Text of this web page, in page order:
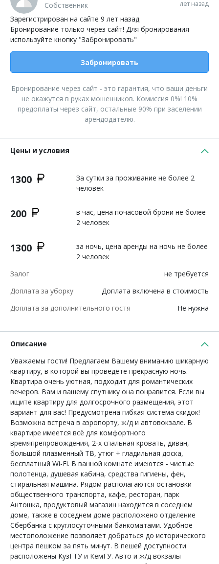
Собственник
лет назад
Зарегистрирован на сайте 9 лет назад
Бронирование только через сайт! Для бронирования
используйте кнопку "Забронировать"
Забронировать
Бронирование через сайт - это гарантия, что ваши деньги
не окажутся в руках мошенников. Комиссия 0%! 10%
предоплаты через сайт, остальные 90% при заселении
арендодателю.
Цены и условия
1300
За сутки за проживание не более 2
человек
200
в час, цена почасовой брони не более
2 человек
1300
за ночь, цена аренды на ночь не более
2 человек
Залог
не требуется
Доплата за уборку
Доплата включена в стоимость
Доплата за дополнительного гостя
Не нужна
Описание
Уважаемы гости! Предлагаем Вашему вниманию шикарную
квартиру, в которой вы проведёте прекрасную ночь.
Квартира очень уютная, подходит для романтических
вечеров. Вам и вашему спутнику она понравится. Если вы
ищите квартиру для долгосрочного размещения, этот
вариант для вас! Предусмотрена гибкая система скидок!
Возможна встреча в аэропорту, ж/д и автовокзале. В
квартире имеется всё для комфортного
времяпрепровождения, 2-х спальная кровать, диван,
большой плазменный ТВ, утюг + гладильная доска,
бесплатный Wi-Fi. В ванной комнате имеются - чистые
полотенца, душевая кабина, средства гигиены, фен,
стиральная машина. Рядом располагаются остановки
общественного транспорта, кафе, ресторан, парк
Антошка, продуктовый магазин находится в соседнем
доме, также в соседнем доме расположено отделение
Сбербанка с круглосуточными банкоматами. Удобное
местоположение позволяет добраться до исторического
центра пешком за пять минут. В пешей доступности
расположены КузГТУ и КемГУ. Авто и ж/д вокзалы